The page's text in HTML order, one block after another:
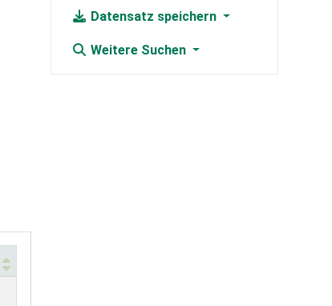
Datensatz speichern
Weitere Suchen